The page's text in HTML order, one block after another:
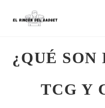
¿QUÉ SON
TCG Y